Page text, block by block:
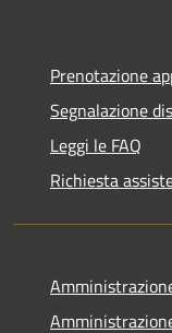
Prenotazione
Segnalazione
Leggi le FAQ
Richiesta